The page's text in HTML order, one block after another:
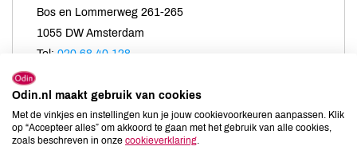
Bos en Lommerweg 261-265
1055 DW Amsterdam
Tel: 020 68 40 128
Openingstijden
maandag
08:30 - 19:00
dinsdag
Odin.nl maakt gebruik van cookies
Met de vinkjes en instellingen kun je jouw cookievoorkeuren aanpassen. Klik
op “Accepteer alles” om akkoord te gaan met het gebruik van alle cookies,
zoals beschreven in onze cookieverklaring.